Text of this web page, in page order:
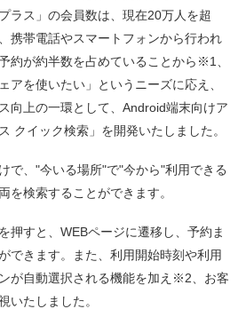
ラス」の会員数は、現在20万人を超
携帯電話やスマートフォンから行われ
約が約半数を占めていることから※1、
アを使いたい」というニーズに応え、
向上の一環として、Android端末向けア
クイック検索」を開発いたしました。
で、"今いる場所"で"今から"利用できる
を検索することができます。
押すと、WEBページに遷移し、予約ま
できます。また、利用開始時刻や利用
が自動選択される機能を加え※2、お客
いたしました。